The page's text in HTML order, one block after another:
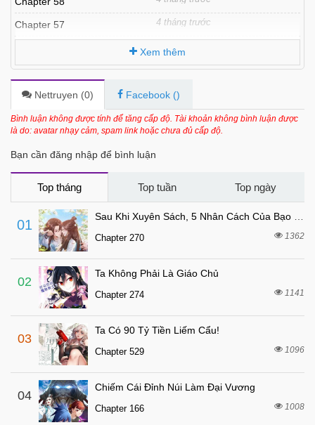
Chapter 57 4 tháng trước
Chapter 55 4 tháng trước
Chapter 54 4 tháng trước
Chapter 53 4 tháng trước
4 tháng trước
Chapter 52
Chapter 51.1 4 tháng trước
Chapter 51
Chapter 50
Chapter 49
Chapter 48 4 tháng trước
Chapter 47
Chapter 46
Chapter 45.1
Chapter 45
Chapter 44 4 tháng trước
Chapter 43
Xem thêm
Nettruyen (0) Facebook ()
Bình luận không được tính để tăng cấp độ. Tài khoản không bình luận được
là do: avatar nhạy cảm, spam link hoặc chưa đủ cấp độ.
Bạn cần đăng nhập để bình luận
Top tháng Top tuần Top ngày
01
Chapter 270 1362
02
Ta Không Phải Là Giáo Chủ
Chapter 274 1141
03
Ta Có 90 Tỷ Tiền Liếm Cẩu!
Chapter 529 1096
04
Chiếm Cái Đỉnh Núi Làm Đại Vương
Chapter 166 1008